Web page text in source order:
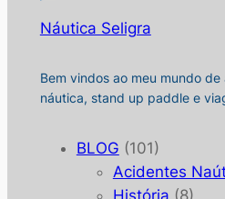
Náutica Seligra
Bem vindos ao meu mundo
náutica, stand up paddle e
BLOG (101)
Acidentes